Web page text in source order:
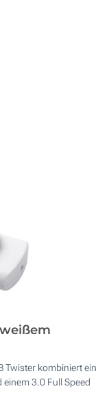
Twister kombiniert ein
3.0 Full Speed